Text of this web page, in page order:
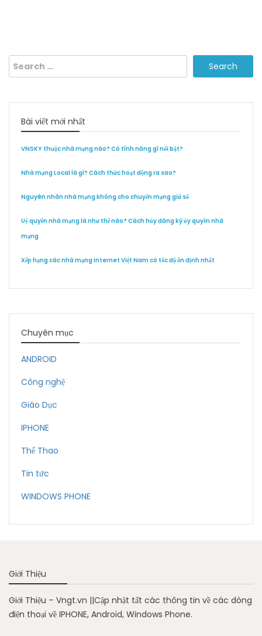
Search
for:
Bài viết mới nhất
VNSKY thuộc nhà mạng nào? Có tính năng gì nổi bật?
Nhà mạng Local là gì? Cách thức hoạt động ra sao?
Nguyên nhân nhà mạng không cho chuyển mạng giữ số
Uỷ quyền nhà mạng là như thế nào? Cách hủy đăng ký ủy quyền nhà
mạng
Xếp hạng các nhà mạng internet Việt Nam có tốc độ ổn định nhất
Chuyên mục
ANDROID
Công nghệ
Giáo Dục
IPHONE
Thể Thao
Tin tức
WINDOWS PHONE
Giới Thiệu
Giới Thiệu – Vngt.vn ||Cập nhật tất các thông tin về các dòng
điện thoại về IPHONE, Android, Windows Phone.